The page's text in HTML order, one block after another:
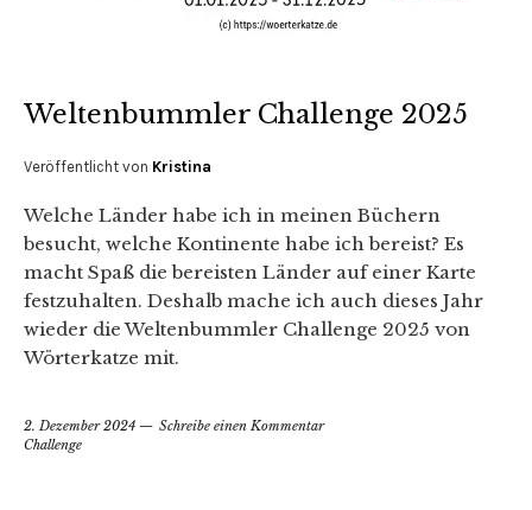
Weltenbummler Challenge 2025
Veröffentlicht von Kristina
Welche Länder habe ich in meinen Büchern
besucht, welche Kontinente habe ich bereist? Es
macht Spaß die bereisten Länder auf einer Karte
festzuhalten. Deshalb mache ich auch dieses Jahr
wieder die Weltenbummler Challenge 2025 von
Wörterkatze mit.
2. Dezember 2024
Schreibe einen Kommentar
Challenge